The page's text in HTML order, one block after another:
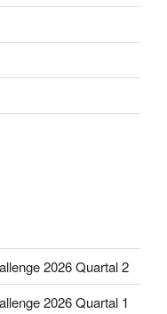
2026 Quartal 2
2026 Quartal 1